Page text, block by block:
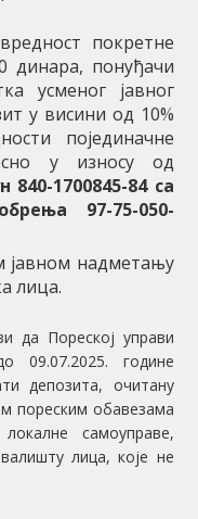
покретне
динара, понуђачи
усменог јавног
у висини од 10%
појединачне
у износу од
840-1700845-84са
97-75-050-
јавном надметању
лица.
Пореској управи
09.07.2025. године
депозита, очитану
пореским обавезама
самоуправе,
лица, које не